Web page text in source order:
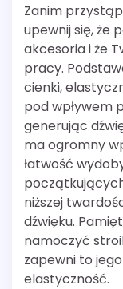
Zanim
upewnij się, że
akcesoria i że
pracy.
cienki,
pod wpływem
generując
ma ogromny
łatwość
niższej
dźwięku.
namoczyć
zapewni to
elastyczność.